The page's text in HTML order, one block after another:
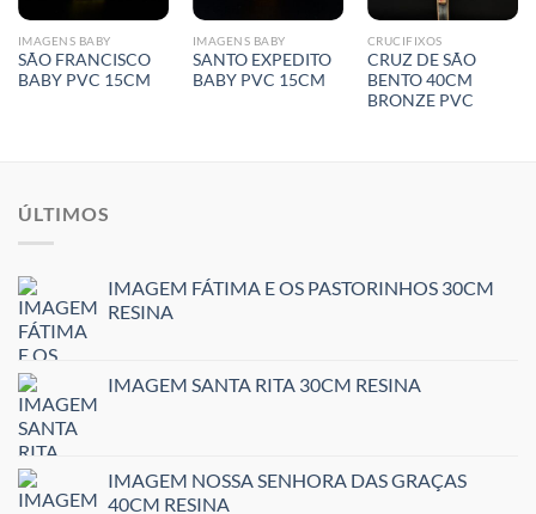
IMAGENS BABY
SÃO FRANCISCO
BABY PVC 15CM
IMAGENS BABY
SANTO EXPEDITO
BABY PVC 15CM
CRUCIFIXOS
CRUZ DE SÃO
BENTO 40CM
BRONZE PVC
ÚLTIMOS
IMAGEM FÁTIMA E OS PASTORINHOS 30CM
RESINA
IMAGEM SANTA RITA 30CM RESINA
IMAGEM NOSSA SENHORA DAS GRAÇAS
40CM RESINA